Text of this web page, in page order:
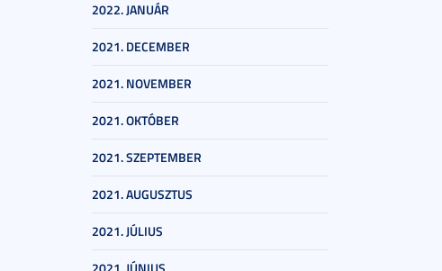
2022. JANUÁR
2021. DECEMBER
2021. NOVEMBER
2021. OKTÓBER
2021. SZEPTEMBER
2021. AUGUSZTUS
2021. JÚLIUS